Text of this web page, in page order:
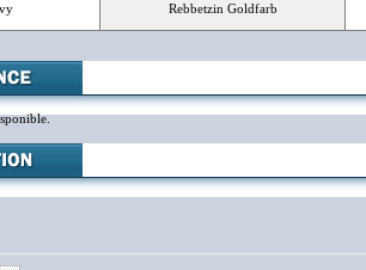
Rebbetzin Goldfarb